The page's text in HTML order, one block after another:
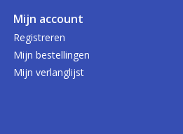
Mijn account
Registreren
Mijn bestellingen
Mijn verlanglijst